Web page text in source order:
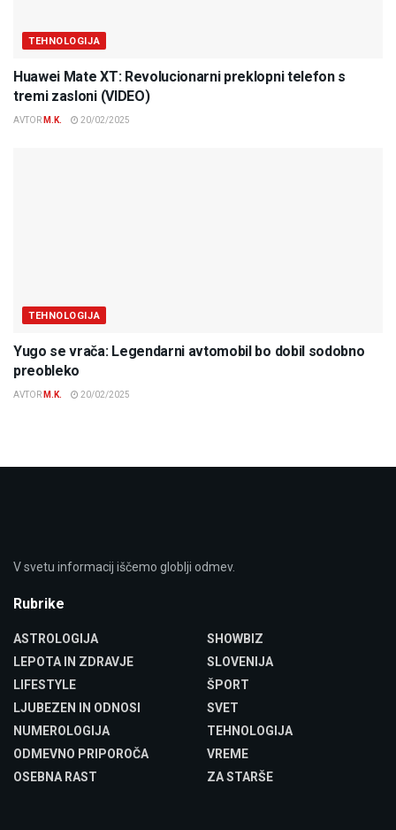
TEHNOLOGIJA
Huawei Mate XT: Revolucionarni preklopni telefon s
tremi zasloni (VIDEO)
AVTOR M.K. 20/02/2025
TEHNOLOGIJA
Yugo se vrača: Legendarni avtomobil bo dobil sodobno
preobleko
AVTOR M.K. 20/02/2025
V svetu informacij iščemo globlji odmev.
Rubrike
ASTROLOGIJA
LEPOTA IN ZDRAVJE
LIFESTYLE
LJUBEZEN IN ODNOSI
NUMEROLOGIJA
ODMEVNO PRIPOROČA
OSEBNA RAST
SHOWBIZ
SLOVENIJA
ŠPORT
SVET
TEHNOLOGIJA
VREME
ZA STARŠE